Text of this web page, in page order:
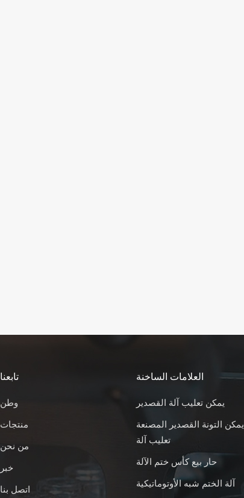
تابعنا
وطن
منتجات
من نحن
خبر
اتصل بنا
العلامات الساخنة
يمكن تعليب آلة القصدير
يمكن التونة القصدير المصنعة
تعليب آلة
حار بيع كأس ختم الآلة
آلة الختم شبه الأوتوماتيكية